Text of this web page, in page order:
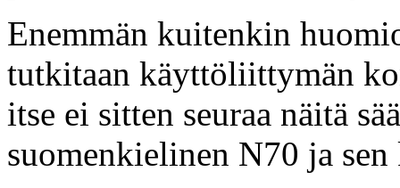
Enemmän kuitenkin
tutkitaan käyttöliittymän
itse ei sitten seuraa näitä
suomenkielinen N70 ja